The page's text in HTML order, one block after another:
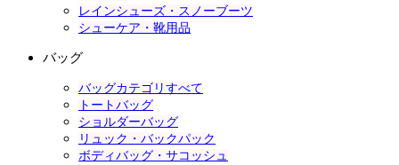
レインシューズ・スノーブーツ
シューケア・靴用品
バッグ
バッグカテゴリすべて
トートバッグ
ショルダーバッグ
リュック・バックパック
ボディバッグ・サコッシュ